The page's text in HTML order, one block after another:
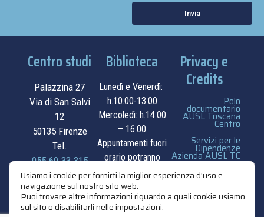
Invia
Centro studi
Palazzina 27
Via di San Salvi
12
50135 Firenze
Tel.
055.69.33.315
contatti
Biblioteca
Lunedì e Venerdì:
h.10.00-13.00
Mercoledì: h.14.00
– 16.00
Appuntamenti fuori
orario potranno
essere
concordati su
appuntamento.
Privacy e
Credits
Polo
documentario
AUSL Toscana
Centro
Servizi per le
Dipendenze
Azienda AUSL TC
privacy e cookie
Usiamo i cookie per fornirti la miglior esperienza d'uso e
navigazione sul nostro sito web.
Puoi trovare altre informazioni riguardo a quali cookie usiamo
sul sito o disabilitarli nelleimpostazioni.